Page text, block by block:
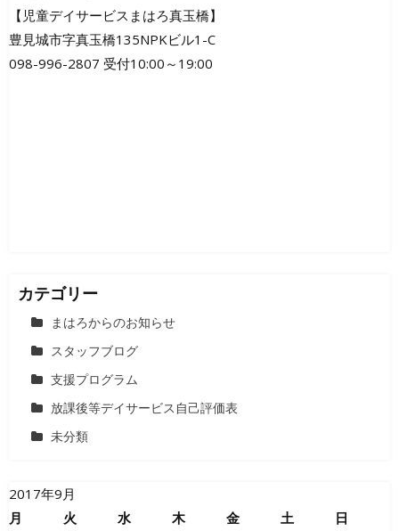
【児童デイサービスまはろ真玉橋】
豊見城市字真玉橋135NPKビル1-C
098-996-2807 受付10:00～19:00
カテゴリー
まはろからのお知らせ
スタッフブログ
支援プログラム
放課後等デイサービス自己評価表
未分類
2017年9月
月
火 水 木 金 土 日